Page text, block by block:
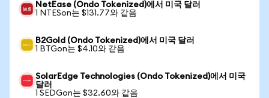
NetEase (Ondo Tokenized)에서 미국 달러
1 NTESon는 $131.77와 같음
B2Gold (Ondo Tokenized)에서 미국 달러
1 BTGon는 $4.10와 같음
SolarEdge Technologies (Ondo Tokenized)에서 미국
달러
1 SEDGon는 $32.60와 같음